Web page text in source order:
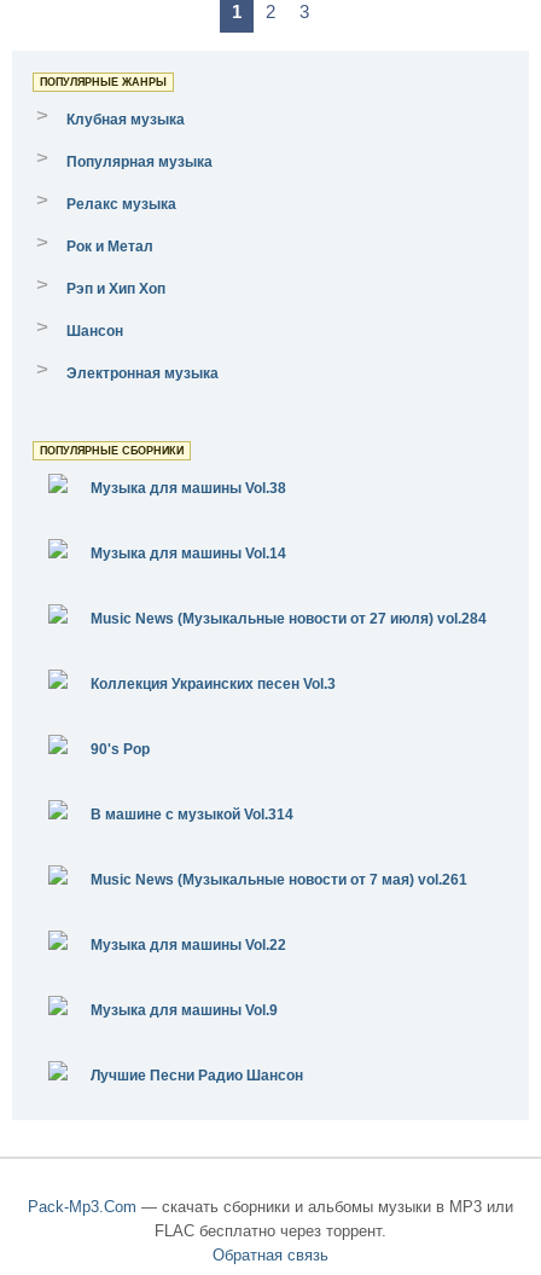
1 2 3
ПОПУЛЯРНЫЕ ЖАНРЫ
> Клубная музыка
> Популярная музыка
> Релакс музыка
> Рок и Метал
> Рэп и Хип Хоп
> Шансон
> Электронная музыка
ПОПУЛЯРНЫЕ СБОРНИКИ
Музыка для машины Vol.38
Музыка для машины Vol.14
Music News (Музыкальные новости от 27 июля) vol.284
Коллекция Украинских песен Vol.3
90's Pop
В машине с музыкой Vol.314
Music News (Музыкальные новости от 7 мая) vol.261
Музыка для машины Vol.22
Музыка для машины Vol.9
Лучшие Песни Радио Шансон
Pack-Mp3.Com — скачать сборники и альбомы музыки в MP3 или
FLAC бесплатно через торрент.
Обратная связь